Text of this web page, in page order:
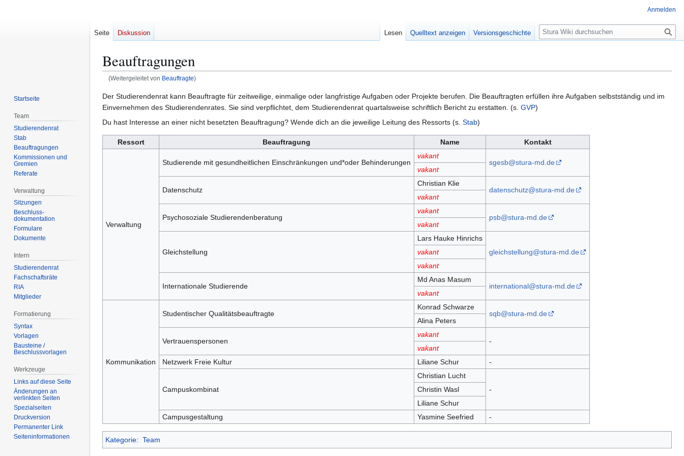
Beauftragungen
(Weitergeleitet von Beauftragte)
Zur
Navigation
springen
Zur
Suche
springen
Der Studierendenrat kann Beauftragte für zeitweilige, einmalige oder langfristige Aufgaben oder Projekte berufen. Die Beauftragten erfüllen ihre Aufgaben selbstständig und im
Einvernehmen des Studierendenrates. Sie sind verpflichtet, dem Studierendenrat quartalsweise schriftlich Bericht zu erstatten. (s. GVP)
Du hast Interesse an einer nicht besetzten Beauftragung? Wende dich an die jeweilige Leitung des Ressorts (s. Stab)
Ressort Beauftragung Name Kontakt
Verwaltung
Studierende mit gesundheitlichen Einschränkungen und*oder Behinderungen
vakant
sgesb@stura-md.de
vakant
Datenschutz
Christian Klie
datenschutz@stura-md.de
vakant
Psychosoziale Studierendenberatung
vakant
psb@stura-md.de
vakant
Gleichstellung
Lars Hauke Hinrichs
gleichstellung@stura-md.de
vakant
vakant
Internationale Studierende
Md Anas Masum
international@stura-md.de
vakant
Kommunikation
Studentischer Qualitätsbeauftragte
Konrad Schwarze
sqb@stura-md.de
Alina Peters
Vertrauenspersonen
vakant
-
vakant
Netzwerk Freie Kultur
Liliane Schur -
Campuskombinat
Christian Lucht
-
Christin Wasl
Liliane Schur
Campusgestaltung
Yasmine Seefried -
Kategorie: Team
Anmelden
Seite Diskussion Lesen Quelltext anzeigen Versionsgeschichte
S
u
e
Startseite
Team
Studierendenrat
Stab
Beauftragungen
Kommissionen und
Gremien
Referate
Verwaltung
Sitzungen
Beschluss-
dokumentation
Formulare
Dokumente
Intern
Studierendenrat
Fachschaftsräte
RIA
Mitglieder
Formatierung
Syntax
Vorlagen
Bausteine /
Beschlussvorlagen
Werkzeuge
Links auf diese Seite
Änderungen an
verlinkten Seiten
Spezialseiten
Druckversion
Permanenter Link
Seiten­­informationen